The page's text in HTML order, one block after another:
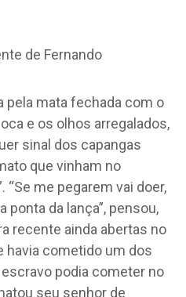
de Fernando
pela mata fechada com o
e os olhos arregalados,
sinal dos capangas
que vinham no
“Se me pegarem vai doer,
ponta da lança”, pensou,
recente ainda abertas no
havia cometido um dos
podia cometer no
seu senhor de